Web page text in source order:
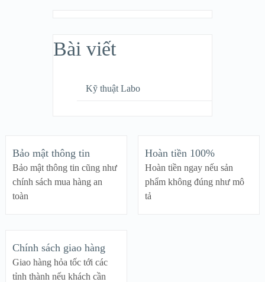
đến
Bài viết
Kỹ thuật Labo
Bảo mật thông tin
Bảo mật thông tin cũng như
chính sách mua hàng an
toàn
Hoàn tiền 100%
Hoàn tiền ngay nếu sản
phẩm không đúng như mô
tả
Chính sách giao hàng
Giao hàng hỏa tốc tới các
tỉnh thành nếu khách cần